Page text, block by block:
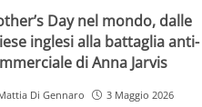
Day nel mondo, dalle
inglesi alla battaglia anti-
di Anna Jarvis
Di Gennaro 3 Maggio 2026